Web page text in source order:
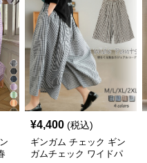
¥4,400 (税込)
ギンガム チェック ギン
ガムチェック ワイドパ